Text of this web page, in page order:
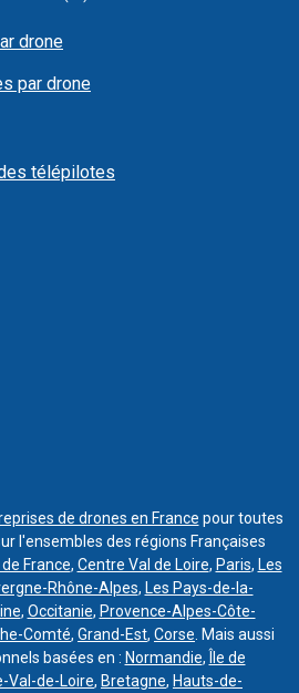
drone
par drone
télépilotes
de drones en France pour toutes
l'ensembles des régions Françaises
de France, Centre Val de Loire, Paris, Les
Rhône-Alpes, Les Pays-de-la-
, Occitanie, Provence-Alpes-Côte-
Comté, Grand-Est, Corse . Mais aussi
basées en : Normandie,
Île de
Val-de-Loire, Bretagne, Hauts-de-